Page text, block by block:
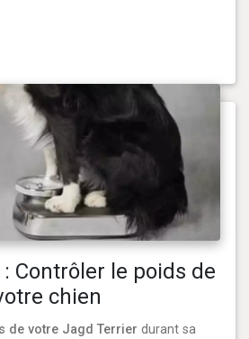
Contrôler le poids de
chien
de votre Jagd Terrier durant sa